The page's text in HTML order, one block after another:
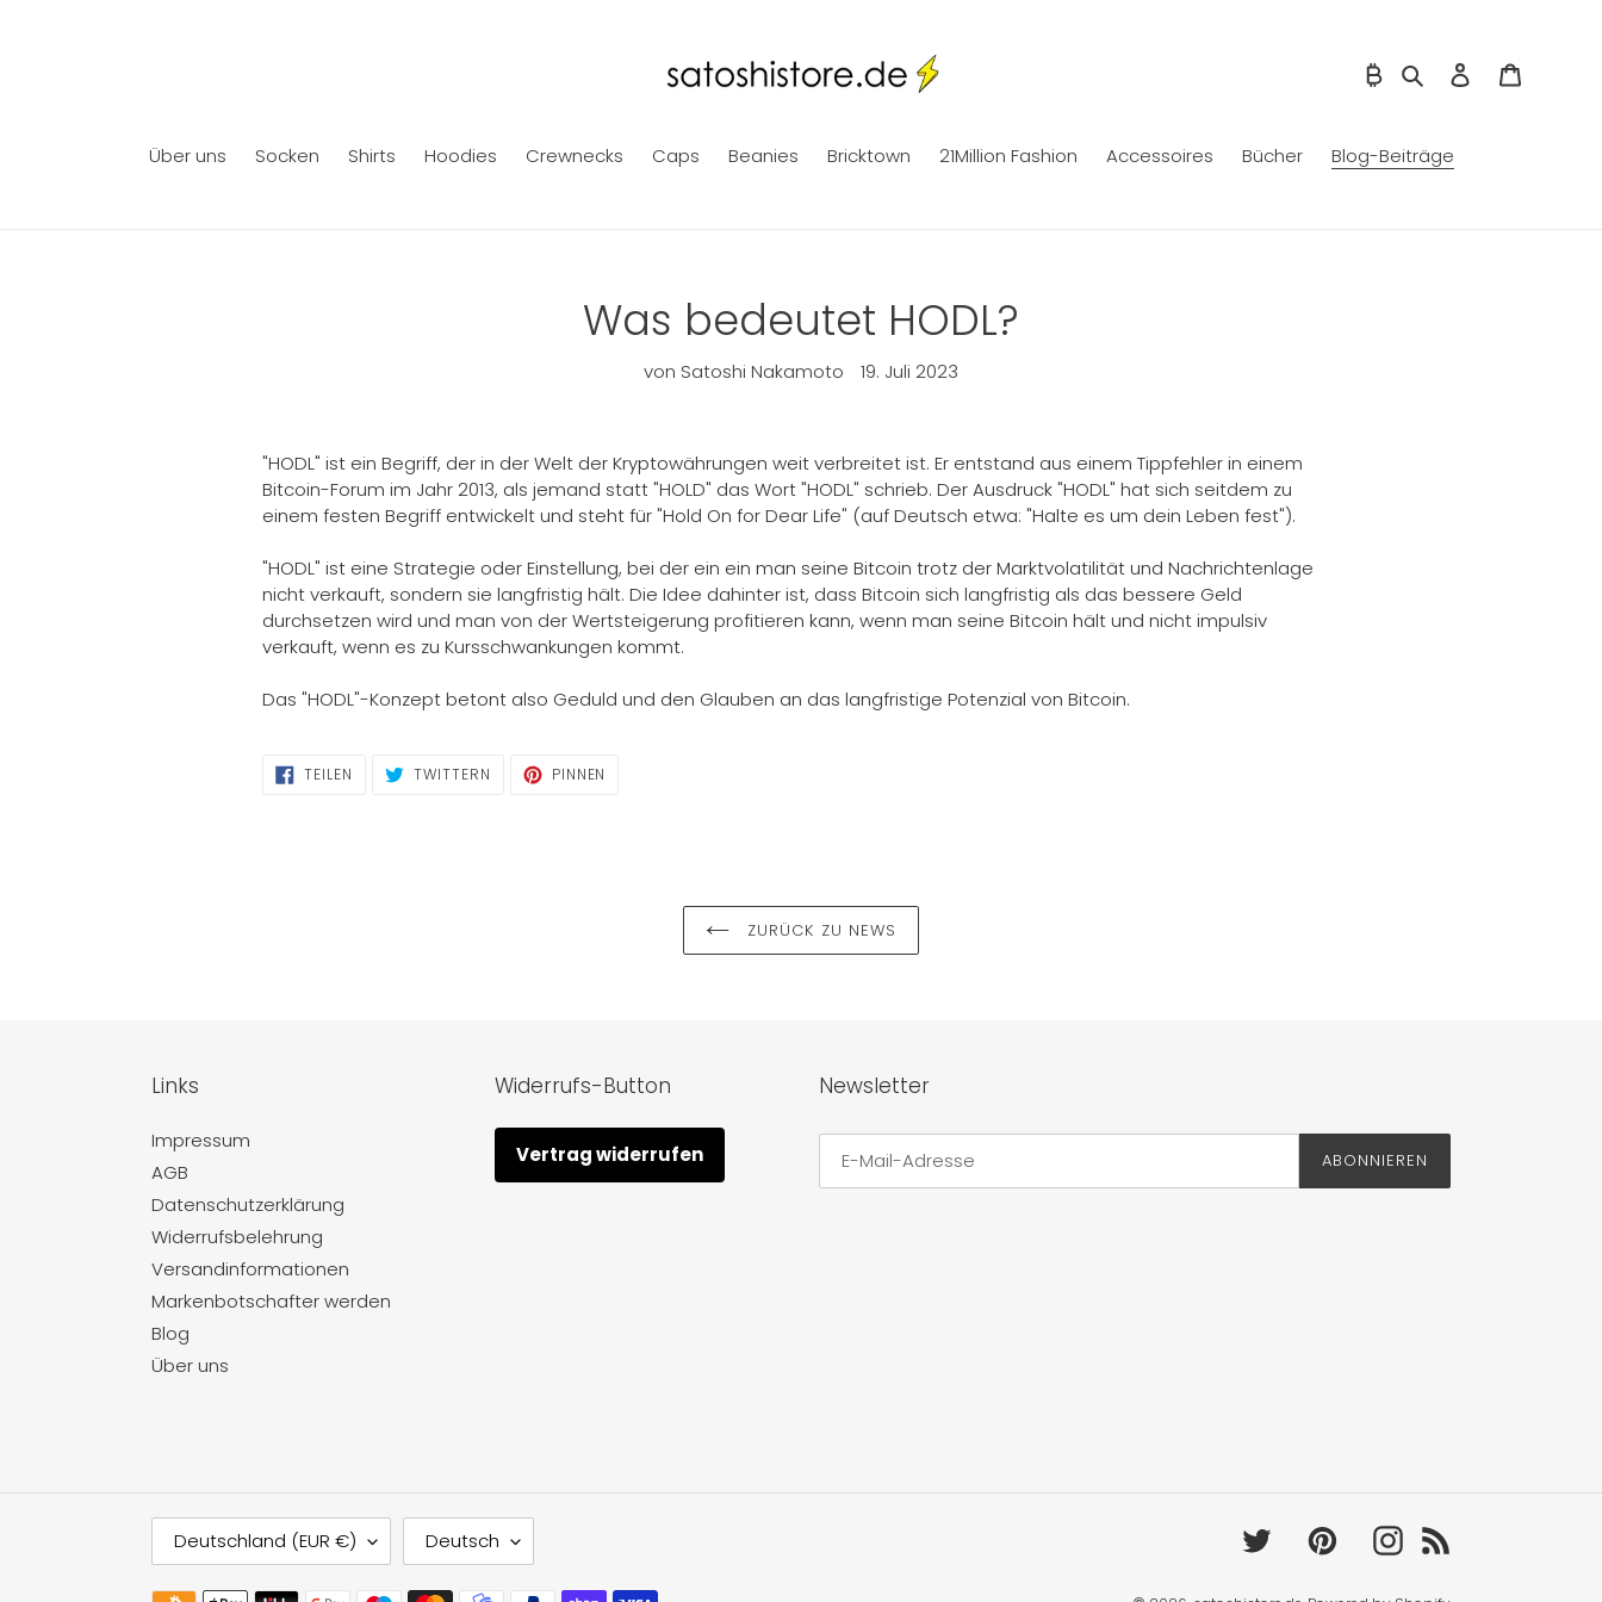
Fiat/Bitcoin umschalten
SuchenEinloggen
Über uns Socken Shirts Hoodies Crewnecks Caps Beanies Bricktown 21Million Fashion Accessoires Bücher Blog-Beiträge
Was bedeutet HODL?
von Satoshi Nakamoto 19. Juli 2023
"HODL" ist ein Begriff, der in der Welt der Kryptowährungen weit verbreitet ist. Er entstand aus einem Tippfehler in einem
Bitcoin-Forum im Jahr 2013, als jemand statt "HOLD" das Wort "HODL" schrieb. Der Ausdruck "HODL" hat sich seitdem zu
einem festen Begriff entwickelt und steht für "Hold On for Dear Life" (auf Deutsch etwa: "Halte es um dein Leben fest").
"HODL" ist eine Strategie oder Einstellung, bei der ein ein man seine Bitcoin trotz der Marktvolatilität und Nachrichtenlage
nicht verkauft, sondern sie langfristig hält. Die Idee dahinter ist, dass Bitcoin sich langfristig als das bessere Geld
durchsetzen wird und man von der Wertsteigerung profitieren kann, wenn man seine Bitcoin hält und nicht impulsiv
verkauft, wenn es zu Kursschwankungen kommt.
Das "HODL"-Konzept betont also Geduld und den Glauben an das langfristige Potenzial von Bitcoin.
TEILEN
FACEBOOK
TWITTERN
TWITTER
PINNEN
ZURÜCK ZU NEWS
Links
Impressum
AGB
Datenschutzerklärung
Widerrufsbelehrung
Versandinformationen
Markenbotschafter werden
Blog
Über uns
Widerrufs-Button
Vertrag widerrufen
Newsletter
ABONNIEREN
L
A
N
Deutschland (EUR €)
S
P
R
Deutsch Twitter PinterestInstagram